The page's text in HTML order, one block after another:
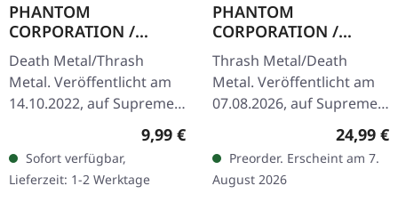
PHANTOM
CORPORATION /
HARROWED · Split |
DIGIPAK CD
Death Metal/Thrash
Metal. Veröffentlicht am
14.10.2022, auf Supreme
Chaos Records. Wende-
DigiPak mit je einer Band
auf einer Seite und 8-
seitigem…
Regulärer Preis:
9,99 €
Sofort verfügbar,
Lieferzeit: 1-2 Werktage
PHANTOM
CORPORATION /
CATBREATH ·
Commando / Die By
The Claw |
ORANGE/BLACK/RED
Thrash Metal/Death
Metal. Veröffentlicht am
07.08.2026, auf Supreme
Chaos Records. Oranges
Vinyl mit schwarzen und
roten Splattern im
schweren…
24,99 €
Preorder. Erscheint am 7.
August 2026